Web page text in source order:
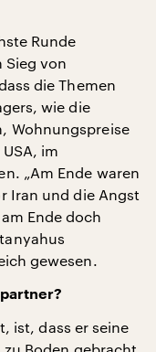
Runde
Sieg von
die Themen
wie die
Wohnungspreise
im
„Am Ende waren
Iran und die Angst
Ende doch
gewesen.
ist, dass er seine